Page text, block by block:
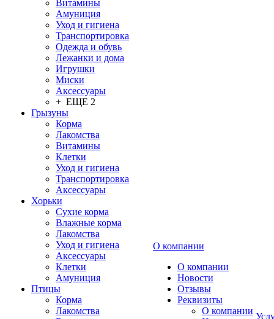
Витамины
Амуниция
Уход и гигиена
Транспортировка
Одежда и обувь
Лежанки и дома
Игрушки
Миски
Аксессуары
+ ЕЩЕ 2
Грызуны
Корма
Лакомства
Витамины
Клетки
Уход и гигиена
Транспортировка
Аксессуары
Хорьки
Сухие корма
Влажные корма
Лакомства
Уход и гигиена
Аксессуары
Клетки
Амуниция
Птицы
Корма
Лакомства
О компании
О компании
Новости
Отзывы
Реквизиты
О компании